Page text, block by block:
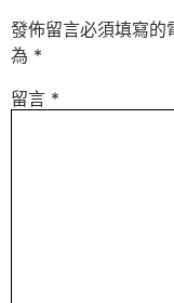
發佈留言必須填寫的
為 *
留言 *